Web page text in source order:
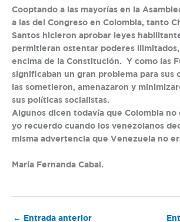
Cooptando a las mayorías en la
a las del Congreso en Colombia, tanto
Santos hicieron aprobar leyes
permitieran ostentar poderes ilimitados,
encima de la Constitución. Y como las
significaban un gran problema para sus
las sometieron, amenazaron y
sus políticas socialistas.
Algunos dicen todavía que Colombia no
yo recuerdo cuando los venezolanos
misma advertencia que Venezuela no
María Fernanda Cabal.
← Entrada anterior